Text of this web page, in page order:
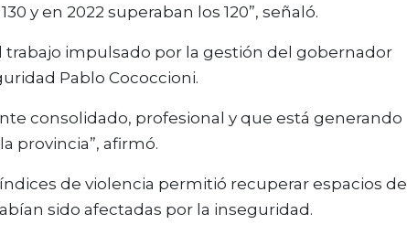
y en 2022 superaban los 120”, señaló.
trabajo impulsado por la gestión del gobernador
Pablo Cococcioni.
consolidado, profesional y que está generando
provincia”, afirmó.
de violencia permitió recuperar espacios de
sido afectadas por la inseguridad.